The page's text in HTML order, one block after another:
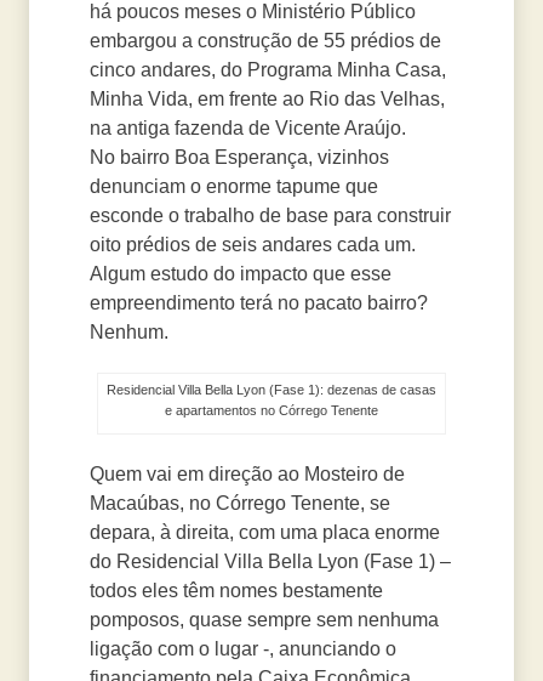
há poucos meses o Ministério Público
embargou a construção de 55 prédios de
cinco andares, do Programa Minha Casa,
Minha Vida, em frente ao Rio das Velhas,
na antiga fazenda de Vicente Araújo.
No bairro Boa Esperança, vizinhos
denunciam o enorme tapume que
esconde o trabalho de base para construir
oito prédios de seis andares cada um.
Algum estudo do impacto que esse
empreendimento terá no pacato bairro?
Nenhum.
Residencial Villa Bella Lyon (Fase 1): dezenas de casas
e apartamentos no Córrego Tenente
Quem vai em direção ao Mosteiro de
Macaúbas, no Córrego Tenente, se
depara, à direita, com uma placa enorme
do Residencial Villa Bella Lyon (Fase 1) –
todos eles têm nomes bestamente
pomposos, quase sempre sem nenhuma
ligação com o lugar -, anunciando o